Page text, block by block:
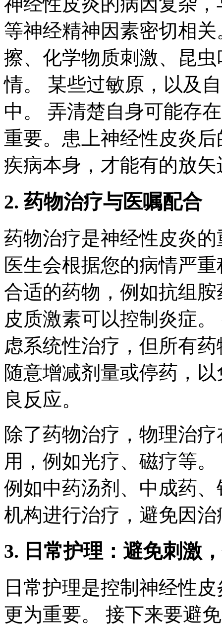
等神经精神因素密切相
擦、化学物质刺激、昆
情。 某些过敏原，以及
中。 弄清楚自身可能存
重要。患上神经性皮炎
疾病本身，才能有的放
2. 药物治疗与医嘱配合
药物治疗是神经性皮炎
医生会根据您的病情严
合适的药物，例如抗组
皮质激素可以控制炎症
虑系统性治疗，但所有
随意增减剂量或停药，
良反应。
除了药物治疗，物理治
用，例如光疗、磁疗等
例如中药汤剂、中成药
机构进行治疗，避免因
3. 日常护理：避免刺激
日常护理是控制神经性
更为重要。 接下来要避